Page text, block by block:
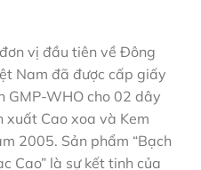
vị đầu tiên về Đông
Nam đã được cấp giấy
GMP-WHO cho 02 dây
xuất Cao xoa và Kem
2005. Sản phẩm “Bạch
Cao” là sự kết tinh của